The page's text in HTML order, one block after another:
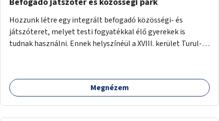
Hozzunk létre egy integrált befogadó közösségi- és
játszóteret, melyet testi fogyatékkal élő gyerekek is
tudnak használni. Ennek helyszínéül a XVIII. kerület Turul-
játszótér kialakítására.
Megnézem